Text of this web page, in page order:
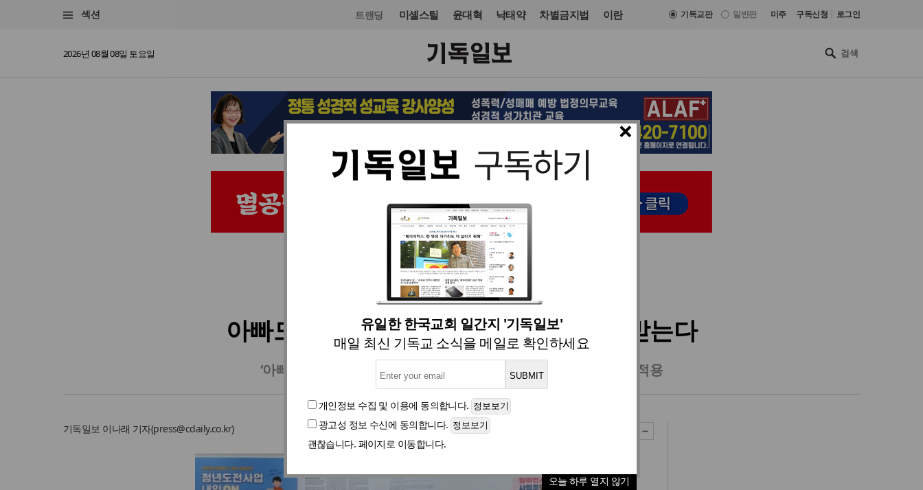
섹션 트랜딩 미셸스틸 윤대혁 낙태약 차별금지법 이란 기독교판 일반판 미주 구독신청 로그인
2026년 08월 08일 토요일
×
유일한 한국교회 일간지 '기독일보'
매일 최신 기독교 소식을 메일로 확인하세요
개인정보 수집 및 이용에 동의합니다.
광고성 정보 수신에 동의합니다.
괜찮습니다. 페이지로 이동합니다.
오늘 하루 열지 않기
경제 입력 2025. 05. 27 13:26
아빠도 월 200만원까지 육아휴직 급여 받는다
‘아빠 보너스제’ 수급자 급여 인상… 4~6개월차도 통상임금 100% 적용
기독일보 이나래 기자(press@cdaily.co.kr)